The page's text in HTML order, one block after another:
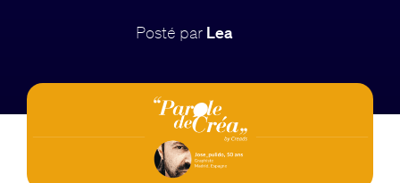
Posté par Lea